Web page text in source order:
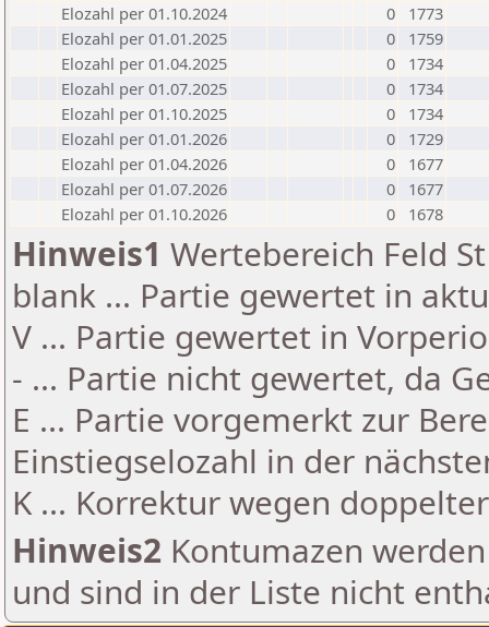
Elozahl per 01.10.2024
0
1773
Elozahl per 01.01.2025
0
1759
Elozahl per 01.04.2025
0
1734
Elozahl per 01.07.2025
0
1734
Elozahl per 01.10.2025
0
1734
Elozahl per 01.01.2026
0
1729
Elozahl per 01.04.2026
0
1677
Elozahl per 01.07.2026
0
1677
Elozahl per 01.10.2026
0 1678
Hinweis1 Wertebereich Feld
blank ... Partie gewertet in
V ... Partie gewertet in
- ... Partie nicht gewertet, da
E ... Partie vorgemerkt zur
Einstiegselozahl in der
K ... Korrektur wegen
Hinweis2 Kontumazen
und sind in der Liste nicht